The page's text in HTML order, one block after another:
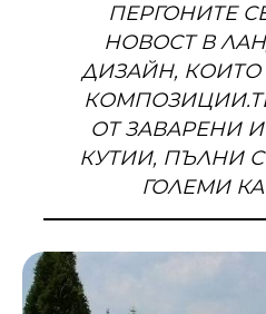
ПЕРГОНИТЕ
НОВОСТ В
ДИЗАЙН,
ОТ ЗАВАРЕНИ
КУТИИ, ПЪЛНИ
ГОЛЕМИ